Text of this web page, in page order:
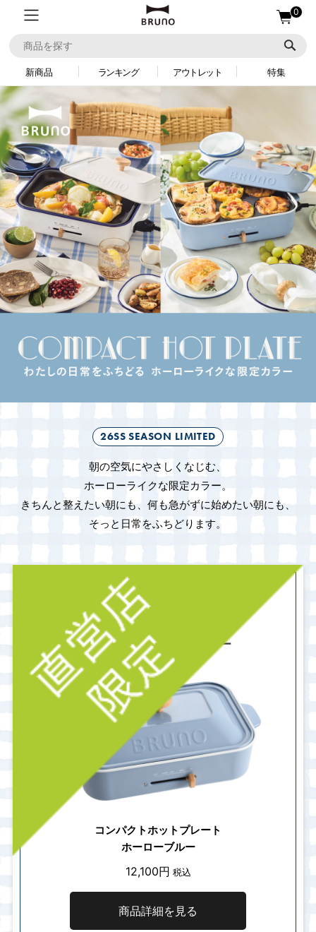
0
新商品 ランキング アウトレット 特集
26SS SEASON LIMITED
朝の空気にやさしくなじむ、
ホーローライクな限定カラー。
きちんと整えたい朝にも、何も急がずに始めたい朝にも、
そっと日常をふちどります。
BLUE
優しく朝をつつみこむ
急がない日のホーローブルー
コンパクトホットプレート
ホーローブルー
12,100円 税込
商品詳細を見る